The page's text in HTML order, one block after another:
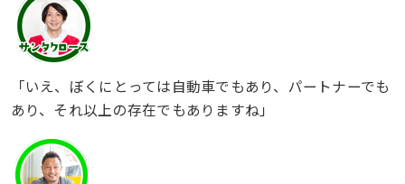
「いえ、ぼくにとっては自動車でもあり、パートナーでも
あり、それ以上の存在でもありますね」